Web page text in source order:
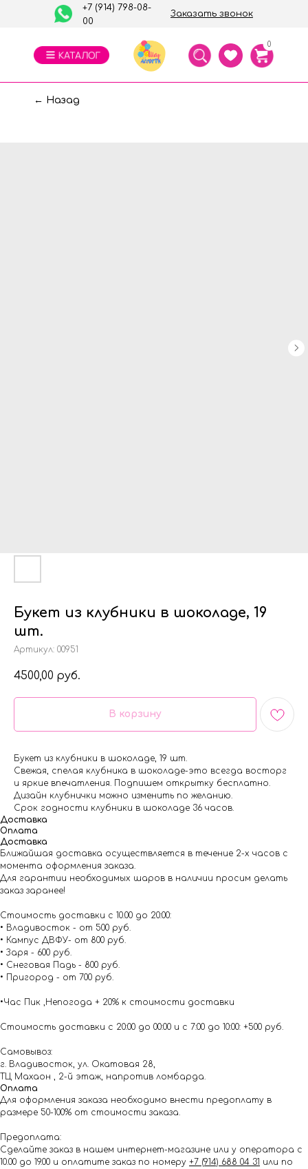
Заказать звонок
+7 (914) 798-08-
00
0
← Назад
Букет из клубники в шоколаде, 19
шт.
Артикул: 00951
4500,00 руб.
В корзину
Букет из клубники в шоколаде, 19 шт.
Свежая, спелая клубника в шоколаде-это всегда восторг
и яркие впечатления. Подпишем открытку бесплатно.
Дизайн клубнички можно изменить по желанию.
Срок годности клубники в шоколаде 36 часов.
Доставка
Оплата
Доставка
Ближайшая доставка осуществляется в течение 2-х часов с
момента оформления заказа.
Для гарантии необходимых шаров в наличии просим делать
заказ заранее!
Стоимость доставки с 10.00 до 20:00:
• Владивосток - от 500 руб.
• Кампус ДВФУ- от 800 руб.
• Заря - 600 руб.
• Снеговая Падь - 800 руб.
• Пригород - от 700 руб.
•Час Пик ,Непогода + 20% к стоимости доставки
Стоимость доставки с 20:00 до 00:00 и с 7:00 до 10:00: +500 руб.
Самовывоз:
г. Владивосток, ул. Окатовая 28,
ТЦ Махаон , 2-й этаж, напротив ломбарда.
Оплата
Для оформления заказа необходимо внести предоплату в
размере 50-100% от стоимости заказа.
Предоплата:
Сделайте заказ в нашем интернет-магазине или у оператора с
10.00 до 19.00 и оплатите заказ по номеру +7 (914) 688 04 31 или по